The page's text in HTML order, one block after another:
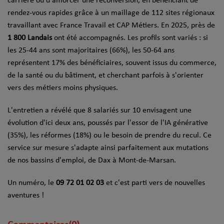
rendez-vous rapides grâce à un maillage de 112 sites régionaux
travaillant avec France Travail et CAP Métiers. En 2025, près de
1 800 Landaisont été accompagnés. Les profils sont variés : si
les 25-44 ans sont majoritaires (66%), les 50-64 ans
représentent 17% des bénéficiaires, souvent issus du commerce,
de la santé ou du bâtiment, et cherchant parfois à s'orienter
vers des métiers moins physiques.
L'entretien a révélé que 8 salariés sur 10 envisagent une
évolution d'ici deux ans, poussés par l'essor de l'IA générative
(35%), les réformes (18%) ou le besoin de prendre du recul. Ce
service sur mesure s'adapte ainsi parfaitement aux mutations
de nos bassins d'emploi, de Dax à Mont-de-Marsan.
Un numéro, le 09 72 01 02 03 et c'est parti vers de nouvelles
aventures !